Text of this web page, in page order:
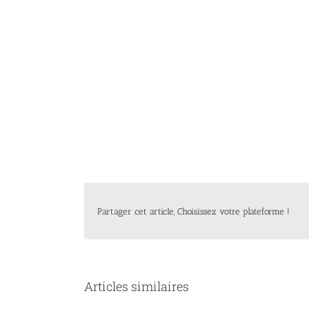
Partager cet article, Choisissez votre plateforme !
Articles similaires